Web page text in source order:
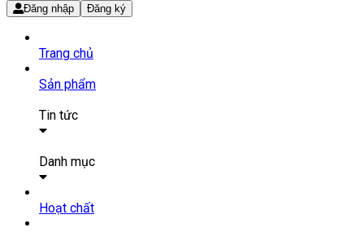
Đăng nhập Đăng ký
Trang chủ
Sản phẩm
Tin tức
Tin tức
Danh mục
SẢN PHẨM THUỐC
Hoạt chất